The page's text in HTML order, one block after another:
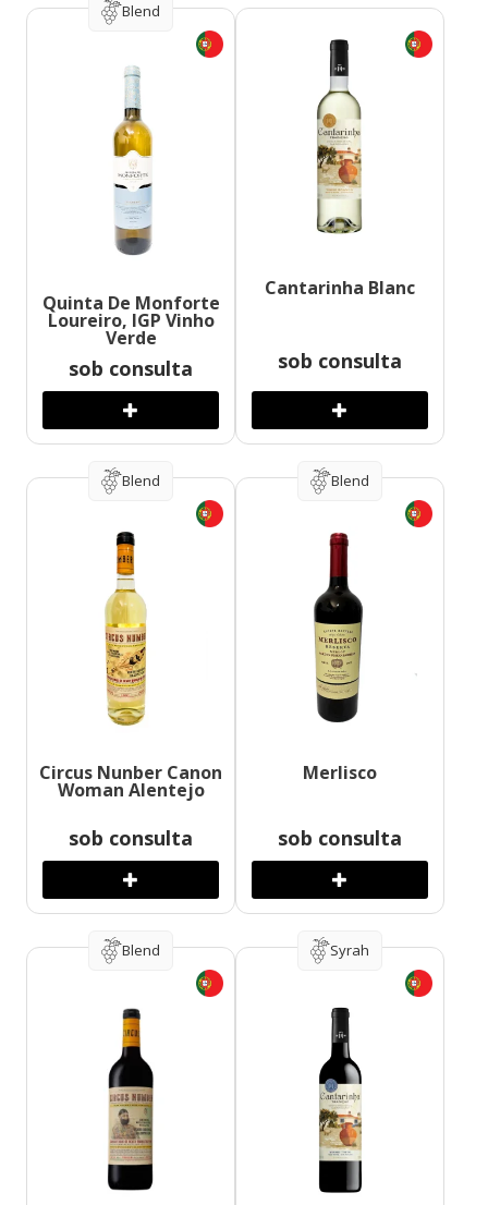
Blend
Quinta De Monforte
Loureiro, IGP Vinho
Verde
sob consulta
Cantarinha Blanc
sob consulta
Blend
Circus Nunber Canon
Woman Alentejo
sob consulta
Blend
Merlisco
sob consulta
Blend Syrah